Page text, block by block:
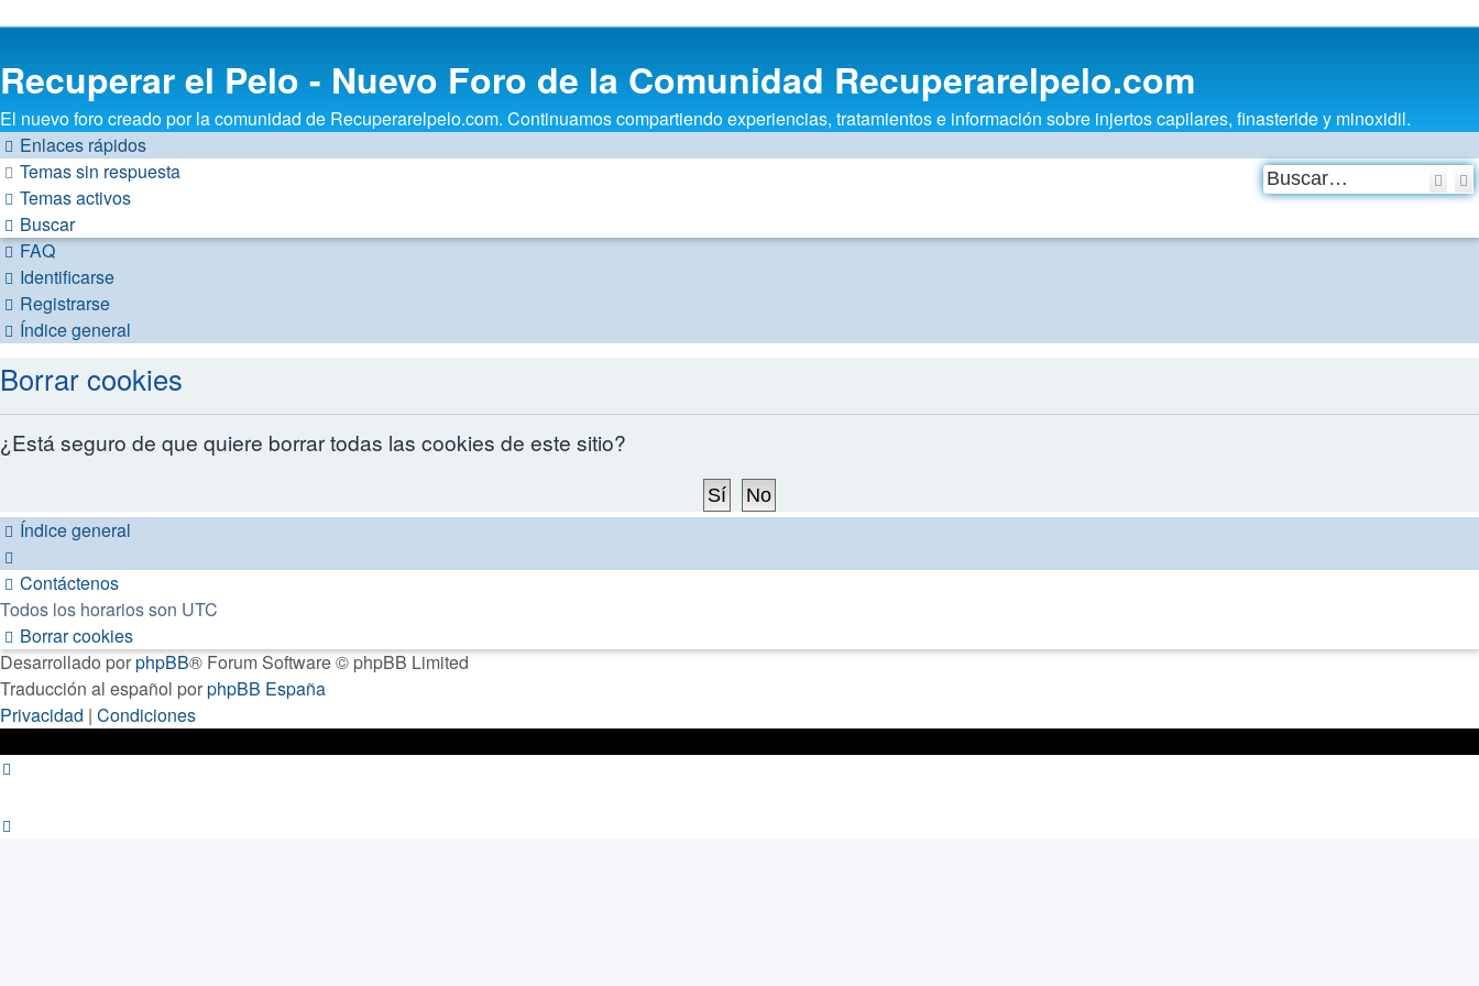
Recuperar el Pelo - Nuevo Foro de la Comunidad Recuperarelpelo.com
El nuevo foro creado por la comunidad de Recuperarelpelo.com. Continuamos compartiendo experiencias, tratamientos e información sobre injertos capilares, finasteride y minoxidil.
Enlaces rápidos
Temas sin respuesta
Temas activos
Buscar
FAQ
Identificarse
Registrarse
Índice general
Borrar cookies
¿Está seguro de que quiere borrar todas las cookies de este sitio?
Índice general
Contáctenos
Todos los horarios son UTC
Borrar cookies
Desarrollado porphpBB® Forum Software © phpBB Limited
Traducción al español porphpBB España
Privacidad | Condiciones